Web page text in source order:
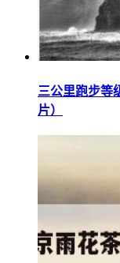
三公里跑步等
片）